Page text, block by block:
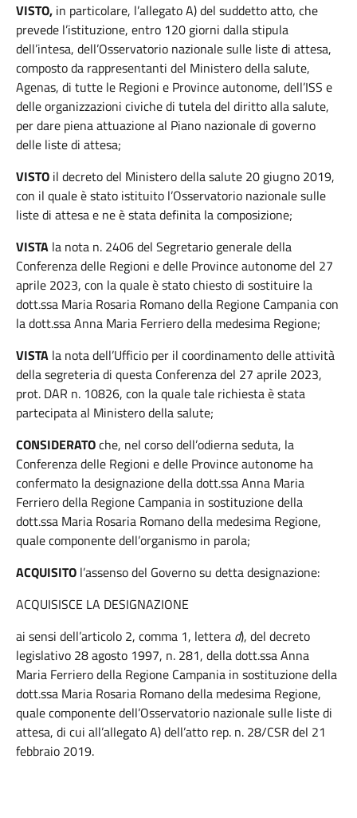
VISTO, in particolare, l’allegato A) del suddetto atto, che
prevede l’istituzione, entro 120 giorni dalla stipula
dell’intesa, dell’Osservatorio nazionale sulle liste di attesa,
composto da rappresentanti del Ministero della salute,
Agenas, di tutte le Regioni e Province autonome, dell’ISS e
delle organizzazioni civiche di tutela del diritto alla salute,
per dare piena attuazione al Piano nazionale di governo
delle liste di attesa;
VISTO il decreto del Ministero della salute 20 giugno 2019,
con il quale è stato istituito l’Osservatorio nazionale sulle
liste di attesa e ne è stata definita la composizione;
VISTA la nota n. 2406 del Segretario generale della
Conferenza delle Regioni e delle Province autonome del 27
aprile 2023, con la quale è stato chiesto di sostituire la
dott.ssa Maria Rosaria Romano della Regione Campania con
la dott.ssa Anna Maria Ferriero della medesima Regione;
VISTA la nota dell’Ufficio per il coordinamento delle attività
della segreteria di questa Conferenza del 27 aprile 2023,
prot. DAR n. 10826, con la quale tale richiesta è stata
partecipata al Ministero della salute;
CONSIDERATOche, nel corso dell’odierna seduta, la
Conferenza delle Regioni e delle Province autonome ha
confermato la designazione della dott.ssa Anna Maria
Ferriero della Regione Campania in sostituzione della
dott.ssa Maria Rosaria Romano della medesima Regione,
quale componente dell’organismo in parola;
ACQUISITO l’assenso del Governo su detta designazione:
ACQUISISCE LA DESIGNAZIONE
ai sensi dell’articolo 2, comma 1, lettera d), del decreto
legislativo 28 agosto 1997, n. 281, della dott.ssa Anna
Maria Ferriero della Regione Campania in sostituzione della
dott.ssa Maria Rosaria Romano della medesima Regione,
quale componente dell’Osservatorio nazionale sulle liste di
attesa, di cui all’allegato A) dell’atto rep. n. 28/CSR del 21
febbraio 2019.